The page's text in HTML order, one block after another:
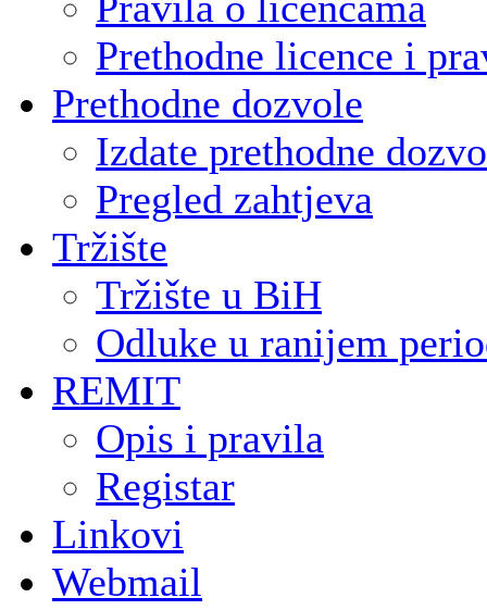
Prethodne licence i
Prethodne dozvole
Izdate prethodne
Pregled zahtjeva
Tržište
Tržište u BiH
Odluke u ranijem
REMIT
Opis i pravila
Registar
Linkovi
Webmail